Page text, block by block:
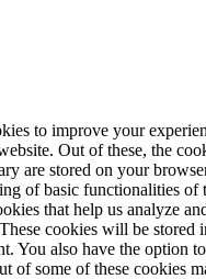
to improve your
Out of these, the
are stored on your
of basic functionalities of
that help us analyze
cookies will be stored
You also have the option
of some of these cookies